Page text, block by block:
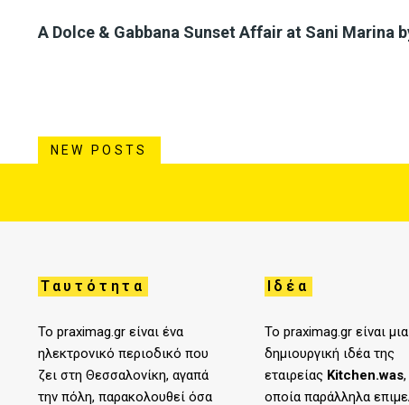
A Dolce & Gabbana Sunset Affair at Sani Marina
NEW POSTS
Ταυτότητα
Το praximag.gr είναι ένα
ηλεκτρονικό περιοδικό που
ζει στη Θεσσαλονίκη, αγαπά
την πόλη, παρακολουθεί όσα
Ιδέα
Το praximag.gr είναι μια
δημιουργική ιδέα της
εταιρείας Kitchen.was,
οποία παράλληλα